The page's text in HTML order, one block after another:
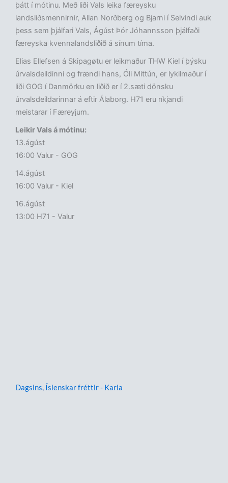
þátt í mótinu. Með liði Vals leika færeysku
landsliðsmennirnir, Allan Norðberg og Bjarni í Selvindi auk
þess sem þjálfari Vals, Ágúst Þór Jóhannsson þjálfaði
færeyska kvennalandsliðið á sínum tíma.
Elias Ellefsen á Skipagøtu er leikmaður THW Kiel í þýsku
úrvalsdeildinni og frændi hans, Óli Mittún, er lykilmaður í
liði GOG í Danmörku en liðið er í 2.sæti dönsku
úrvalsdeildarinnar á eftir Álaborg. H71 eru ríkjandi
meistarar í Færeyjum.
Leikir Vals á mótinu:
13.ágúst
16:00 Valur - GOG
14.ágúst
16:00 Valur - Kiel
16.ágúst
13:00 H71 - Valur
Dagsins, Íslenskar fréttir - Karla